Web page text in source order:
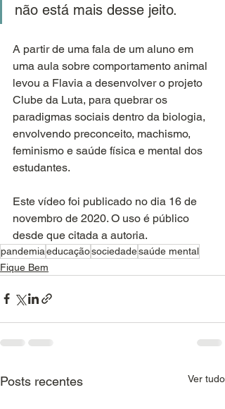
não está mais desse jeito.
A partir de uma fala de um aluno em
uma aula sobre comportamento animal
levou a Flavia a desenvolver o projeto
Clube da Luta, para quebrar os
paradigmas sociais dentro da biologia,
envolvendo preconceito, machismo,
feminismo e saúde física e mental dos
estudantes.
Este vídeo foi publicado no dia 16 de
novembro de 2020. O uso é público
desde que citada a autoria.
pandemiaeducaçãosociedadesaúde mental
Fique Bem
Posts recentes Ver tudo